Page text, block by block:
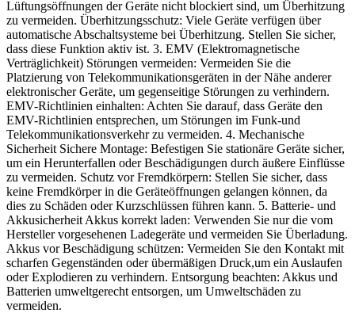
Lüftungsöffnungen der Geräte nicht blockiert sind, um Überhitzung
zu vermeiden. Überhitzungsschutz: Viele Geräte verfügen über
automatische Abschaltsysteme bei Überhitzung. Stellen Sie sicher,
dass diese Funktion aktiv ist. 3. EMV (Elektromagnetische
Verträglichkeit) Störungen vermeiden: Vermeiden Sie die
Platzierung von Telekommunikationsgeräten in der Nähe anderer
elektronischer Geräte, um gegenseitige Störungen zu verhindern.
EMV-Richtlinien einhalten: Achten Sie darauf, dass Geräte den
EMV-Richtlinien entsprechen, um Störungen im Funk-und
Telekommunikationsverkehr zu vermeiden. 4. Mechanische
Sicherheit Sichere Montage: Befestigen Sie stationäre Geräte sicher,
um ein Herunterfallen oder Beschädigungen durch äußere Einflüsse
zu vermeiden. Schutz vor Fremdkörpern: Stellen Sie sicher, dass
keine Fremdkörper in die Geräteöffnungen gelangen können, da
dies zu Schäden oder Kurzschlüssen führen kann. 5. Batterie- und
Akkusicherheit Akkus korrekt laden: Verwenden Sie nur die vom
Hersteller vorgesehenen Ladegeräte und vermeiden Sie Überladung.
Akkus vor Beschädigung schützen: Vermeiden Sie den Kontakt mit
scharfen Gegenständen oder übermäßigen Druck,um ein Auslaufen
oder Explodieren zu verhindern. Entsorgung beachten: Akkus und
Batterien umweltgerecht entsorgen, um Umweltschäden zu
vermeiden.